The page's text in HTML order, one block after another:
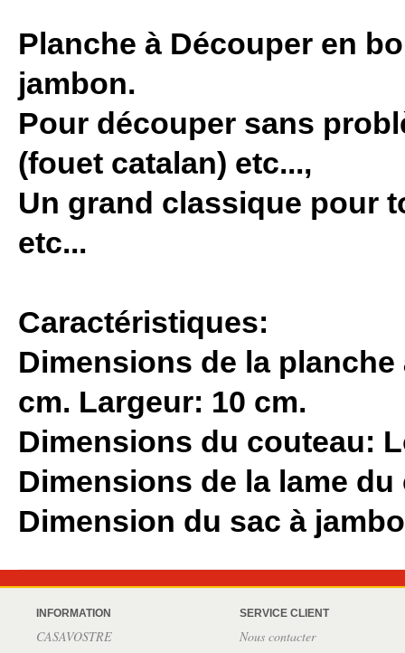
Planche à Découper en
jambon.
Pour découper sans
(fouet catalan) etc...,
Un grand classique pour
etc...
Caractéristiques:
Dimensions de la
cm. Largeur: 10 cm.
Dimensions du couteau:
Dimensions de la lame
Dimension du sac à
INFORMATION
CASAVOSTRE
SERVICE CLIENT
Nous contacter